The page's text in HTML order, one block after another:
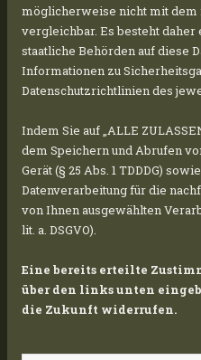
kennenlernen und
Anschließend ging es
Tage weiter zu einer
Hinterland des
Ein absoluter
Segelboot Tour mit
Ausblicken auf den
und Köstlichkeiten
Küche. Vor allem die
und machte unseren
möglicherweise nicht mit dem
vergleichbar. Es besteht daher
staatliche Behörden auf diese
Informationen zu
Datenschutzrichtlinien des
Indem Sie auf „ALLE
dem Speichern und Abrufen
Gerät (§ 25 Abs. 1 TDDDG)
Datenverarbeitung für die
von Ihnen ausgewählten
lit. a. DSGVO).
Eine bereits erteilte
über den links unten
die Zukunft widerrufen.